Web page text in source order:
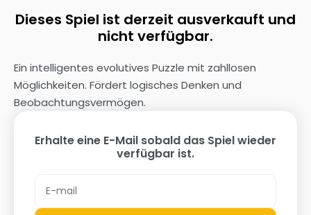
Dieses Spiel ist derzeit ausverkauft und
nicht verfügbar.
Ein intelligentes evolutives Puzzle mit zahllosen
Möglichkeiten. Fördert logisches Denken und
Beobachtungsvermögen.
Erhalte eine E-Mail sobald das Spiel wieder
verfügbar ist.